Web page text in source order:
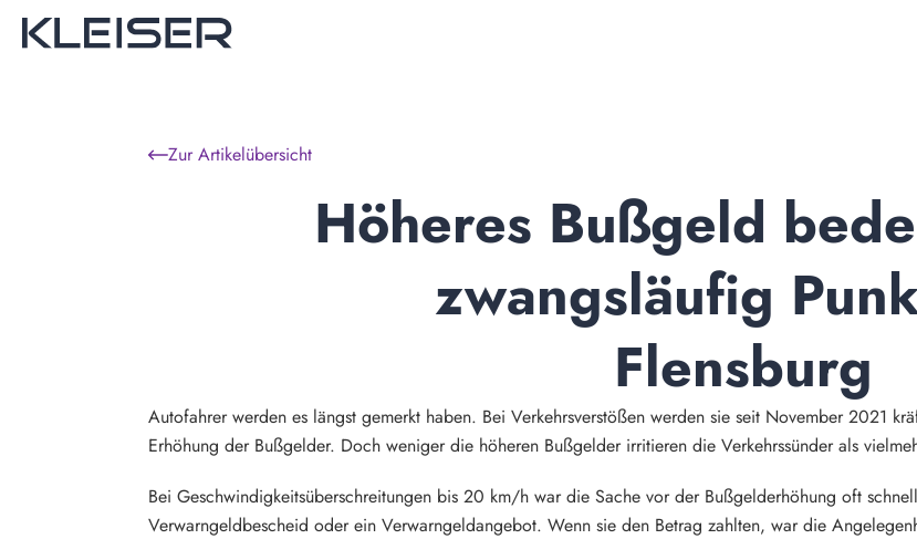
Zur Artikelübersicht
Höheres Bußgeld
zwangsläufig
Flensburg
Autofahrer werden es längst gemerkt haben. Bei Verkehrsverstößen werden sie seit November 2021
Erhöhung der Bußgelder. Doch weniger die höheren Bußgelder irritieren die Verkehrssünder als
Bei Geschwindigkeitsüberschreitungen bis 20 km/h war die Sache vor der Bußgelderhöhung oft
Verwarngeldbescheid oder ein Verwarngeldangebot. Wenn sie den Betrag zahlten, war die